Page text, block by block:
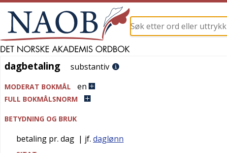
dagbetaling
dagbetaling substantiv
MODERAT BOKMÅL en
FULL BOKMÅLSNORM
BETYDNING OG BRUK
betaling pr. dag | jf. daglønn